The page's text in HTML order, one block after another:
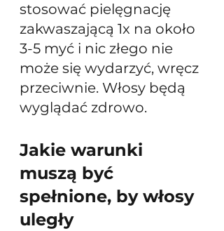
stosować pielęgnację
zakwaszającą 1x na około
3-5 myć i nic złego nie
może się wydarzyć, wręcz
przeciwnie. Włosy będą
wyglądać zdrowo.
Jakie warunki
muszą być
spełnione, by włosy
uległy